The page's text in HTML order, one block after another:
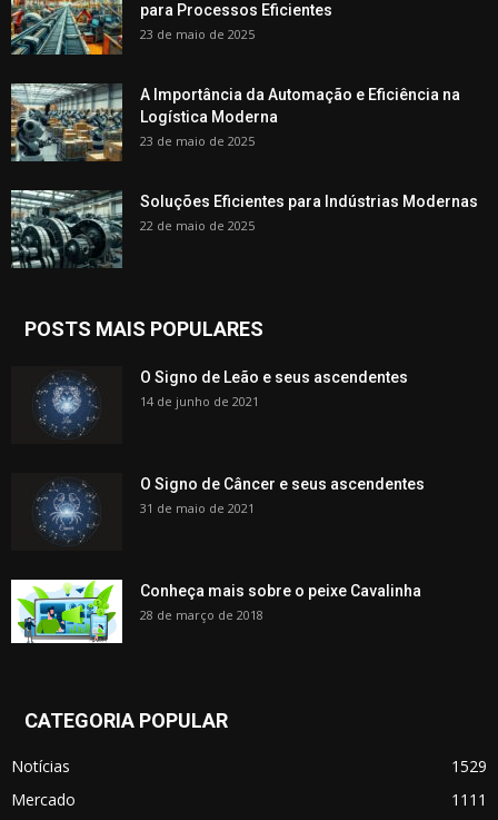
para Processos Eficientes
23 de maio de 2025
A Importância da Automação e Eficiência na
Logística Moderna
23 de maio de 2025
Soluções Eficientes para Indústrias Modernas
22 de maio de 2025
POSTS MAIS POPULARES
O Signo de Leão e seus ascendentes
14 de junho de 2021
O Signo de Câncer e seus ascendentes
31 de maio de 2021
Conheça mais sobre o peixe Cavalinha
28 de março de 2018
CATEGORIA POPULAR
Notícias
1529
Mercado
1111